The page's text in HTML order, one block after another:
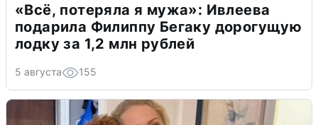
«Всё, потеряла я мужа»: Ивлеева
подарила Филиппу Бегаку дорогущую
лодку за 1,2 млн рублей
5 августа 155